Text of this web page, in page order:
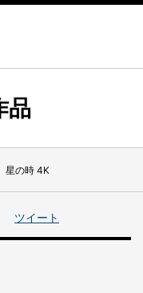
品
星の時 4K
ツイート